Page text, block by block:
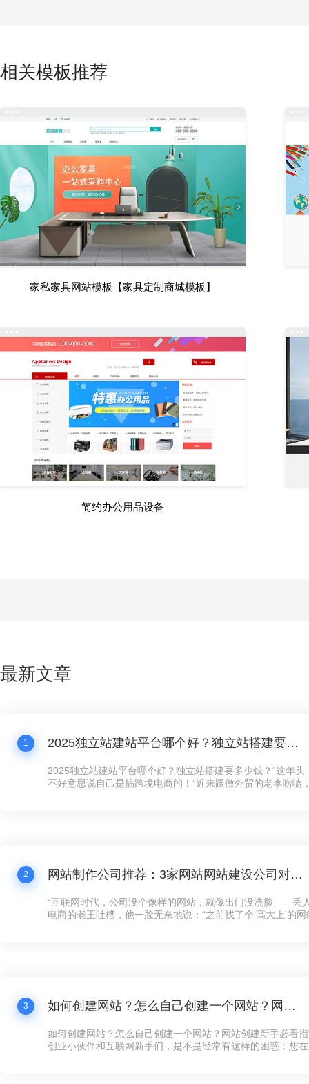
相关模板推荐
家私家具网站模板【家具定制商城模板】
简约办公用品设备
最新文章
1 2025独立站建站平台哪个好？独立站搭建要多少钱？
2025独立站建站平台哪个好？独立站搭建要多少钱？“这年头
不好意思说自己是搞跨境电商的！”近来跟做外贸的老李唠嗑
2 网站制作公司推荐：3家网站网站建设公司对比，公司网站制作需要多少钱？
“互联网时代，公司没个像样的网站，就像出门没洗脸——丢
电商的老王吐槽，他一脸无奈地说：“之前找了个‘高大上’的
3 如何创建网站？怎么自己创建一个网站？网站创建新手必看指南！
如何创建网站？怎么自己创建一个网站？网站创建新手必看
创业小伙伴和互联网新手们，是不是经常有这样的困惑：想